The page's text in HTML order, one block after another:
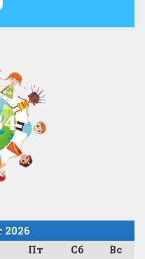
2026
Пт Сб Вс